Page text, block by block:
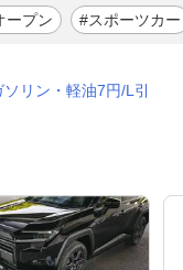
ープン #スポーツカー
リン・軽油7円/L引